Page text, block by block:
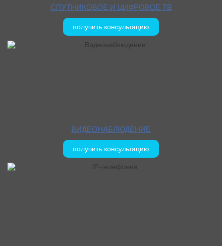
СПУТНИКОВОЕ И ЦИФРОВОЕ ТВ
получить консультацию
ВИДЕОНАБЛЮДЕНИЕ
получить консультацию